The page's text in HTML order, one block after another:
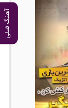
آهنگ قبلی